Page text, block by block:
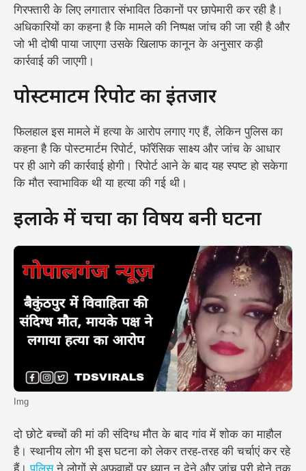
गिरफ्तारी के लिए लगातार संभावित ठिकानों पर छापेमारी कर रही है।
अधिकारियों का कहना है कि मामले की निष्पक्ष जांच की जा रही है और
जो भी दोषी पाया जाएगा उसके खिलाफ कानून के अनुसार कड़ी
कार्रवाई की जाएगी।
पोस्टमार्टम रिपोर्ट का इंतजार
फिलहाल इस मामले में हत्या के आरोप लगाए गए हैं, लेकिन पुलिस का
कहना है कि पोस्टमार्टम रिपोर्ट, फॉरेंसिक साक्ष्य और जांच के आधार
पर ही आगे की कार्रवाई होगी। रिपोर्ट आने के बाद यह स्पष्ट हो सकेगा
कि मौत स्वाभाविक थी या हत्या की गई थी।
इलाके में चर्चा का विषय बनी घटना
Img
दो छोटे बच्चों की मां की संदिग्ध मौत के बाद गांव में शोक का माहौल
है। स्थानीय लोग भी इस घटना को लेकर तरह-तरह की चर्चाएं कर रहे
हैं।पुलिसने लोगों से अफवाहों पर ध्यान न देने और जांच पूरी होने तक